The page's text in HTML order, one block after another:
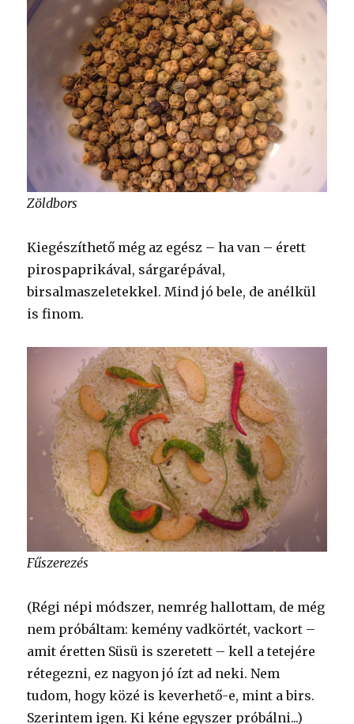
Zöldbors
Kiegészíthető még az egész – ha van – érett
pirospaprikával, sárgarépával,
birsalmaszeletekkel. Mind jó bele, de anélkül
is finom.
Fűszerezés
(Régi népi módszer, nemrég hallottam, de még
nem próbáltam: kemény vadkörtét, vackort –
amit éretten Süsü is szeretett – kell a tetejére
rétegezni, ez nagyon jó ízt ad neki. Nem
tudom, hogy közé is keverhető-e, mint a birs.
Szerintem igen. Ki kéne egyszer próbálni...)